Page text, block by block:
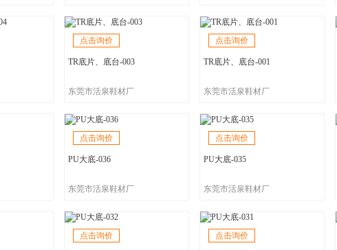
点击询价
TR底片、底台-003
东莞市活泉鞋材厂
点击询价
TR底片、底台-001
东莞市活泉鞋材厂
点击询价
PU大底-036
东莞市活泉鞋材厂
点击询价
PU大底-035
东莞市活泉鞋材厂
点击询价 点击询价